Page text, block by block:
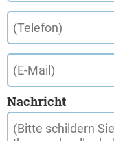
Nachricht